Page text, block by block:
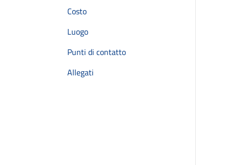
Costo
Luogo
Punti di contatto
Allegati